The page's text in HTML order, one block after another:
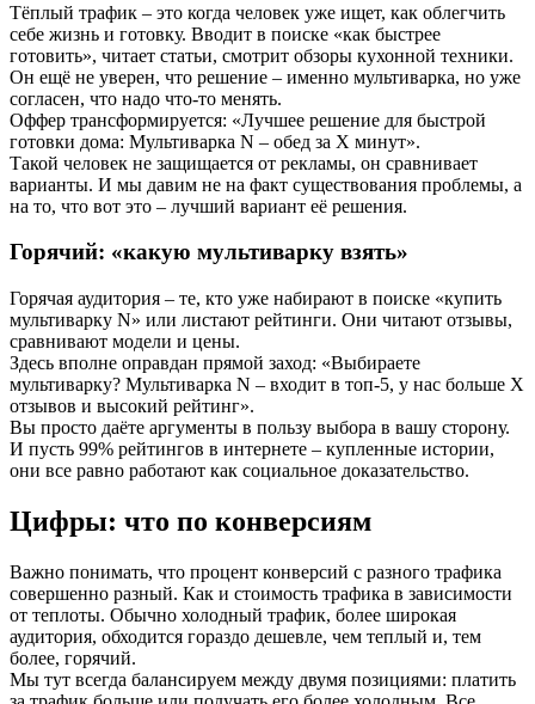
Тёплый трафик – это когда человек уже ищет, как облегчить
себе жизнь и готовку. Вводит в поиске «как быстрее
готовить», читает статьи, смотрит обзоры кухонной техники.
Он ещё не уверен, что решение – именно мультиварка, но уже
согласен, что надо что‑то менять.
Оффер трансформируется: «Лучшее решение для быстрой
готовки дома: Мультиварка N – обед за X минут».
Такой человек не защищается от рекламы, он сравнивает
варианты. И мы давим не на факт существования проблемы, а
на то, что вот это – лучший вариант её решения.
Горячий: «какую мультиварку взять»
Горячая аудитория – те, кто уже набирают в поиске «купить
мультиварку N» или листают рейтинги. Они читают отзывы,
сравнивают модели и цены.
Здесь вполне оправдан прямой заход: «Выбираете
мультиварку? Мультиварка N – входит в топ‑5, у нас больше X
отзывов и высокий рейтинг».
Вы просто даёте аргументы в пользу выбора в вашу сторону.
И пусть 99% рейтингов в интернете – купленные истории,
они все равно работают как социальное доказательство.
Цифры: что по конверсиям
Важно понимать, что процент конверсий с разного трафика
совершенно разный. Как и стоимость трафика в зависимости
от теплоты. Обычно холодный трафик, более широкая
аудитория, обходится гораздо дешевле, чем теплый и, тем
более, горячий.
Мы тут всегда балансируем между двумя позициями: платить